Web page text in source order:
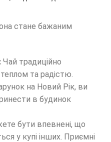
стане бажаним
Чай традиційно
та радістю.
на Новий Рік, ви
в будинок
бути впевнені, що
у купі інших. Приємні